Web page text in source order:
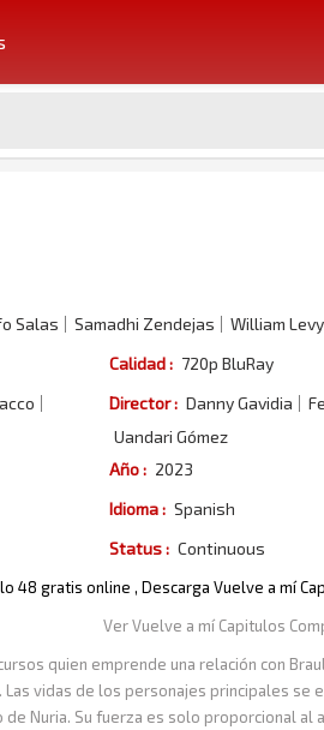
Salas Samadhi Zendejas William Levy
Calidad : 720p BluRay
Director : Danny Gavidia
Uandari Gómez
Año : 2023
Idioma : Spanish
Status : Continuous
48 gratis online , Descarga Vuelve a mí
Ver Vuelve a mí Capitulos
quien emprende una relación con
vidas de los personajes principales
de Nuria. Su fuerza es solo proporcional al